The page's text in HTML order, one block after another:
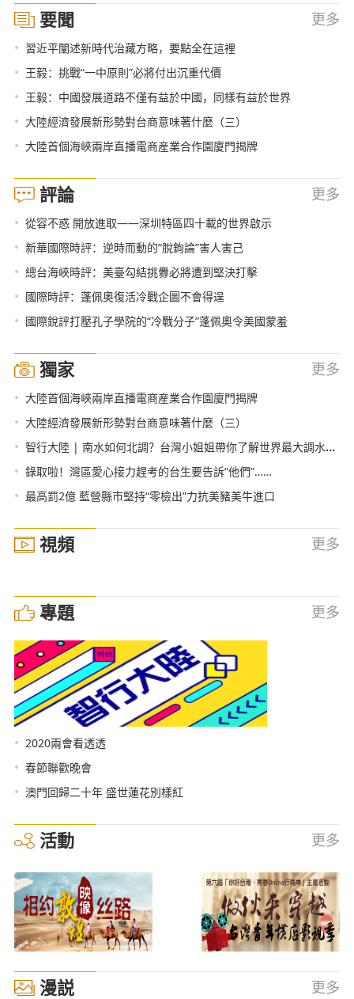
要聞 更多
• 習近平闡述新時代治藏方略，要點全在這裡
• 王毅：挑戰“一中原則”必將付出沉重代價
• 王毅：中國發展道路不僅有益於中國，同樣有益於世界
• 大陸經濟發展新形勢對台商意味著什麼（三）
• 大陸首個海峽兩岸直播電商産業合作園廈門揭牌
評論 更多
• 從容不惑 開放進取——深圳特區四十載的世界啟示
• 新華國際時評：逆時而動的“脫鉤論”害人害己
• 總台海峽時評：美臺勾結挑釁必將遭到堅決打擊
• 國際時評：蓬佩奧復活冷戰企圖不會得逞
• 國際銳評打壓孔子學院的“冷戰分子”蓬佩奧令美國蒙羞
獨家 更多
• 大陸首個海峽兩岸直播電商産業合作園廈門揭牌
• 大陸經濟發展新形勢對台商意味著什麼（三）
• 智行大陸 | 南水如何北調？台灣小姐姐帶你了解世界最大調水工程
• 錄取啦！灣區愛心接力趕考的台生要告訴“他們”……
• 最高罰2億 藍營縣市堅持“零檢出”力抗美豬美牛進口
視頻 更多
專題 更多
• 2020兩會看透透
• 春節聯歡晚會
• 澳門回歸二十年 盛世蓮花別樣紅
活動 更多
漫説 更多